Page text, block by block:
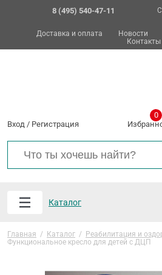
8 (495) 540-47-11
Доставка и оплата Новости
Контакты
Вход / Регистрация
0
Каталог
Главная / Каталог / Реабилитация и
Функциональное кресло для детей с ДЦП